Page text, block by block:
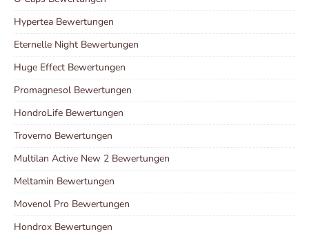
Hypertea Bewertungen
Eternelle Night Bewertungen
Huge Effect Bewertungen
Promagnesol Bewertungen
HondroLife Bewertungen
Troverno Bewertungen
Multilan Active New 2 Bewertungen
Meltamin Bewertungen
Movenol Pro Bewertungen
Hondrox Bewertungen